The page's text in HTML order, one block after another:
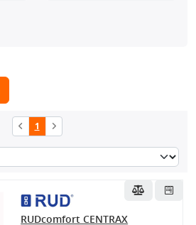
1
RUDcomfort CENTRAX